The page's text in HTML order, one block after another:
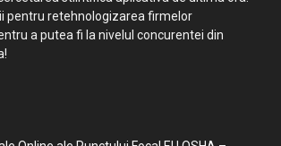
pentru retehnologizarea firmelor
a putea fi la nivelul concurentei din